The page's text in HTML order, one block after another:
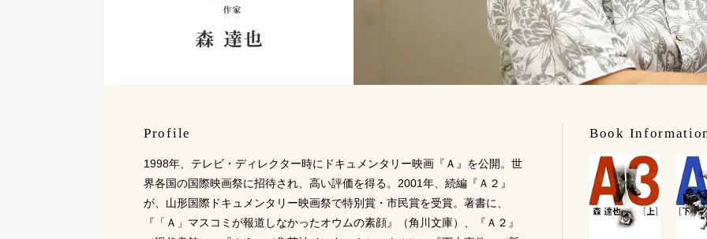
Profile
1998年、テレビ・ディレクター時にドキュメンタリー映画『Ａ』を公開。世
界各国の国際映画祭に招待され、高い評価を得る。2001年、続編『Ａ２』
が、山形国際ドキュメンタリー映画祭で特別賞・市民賞を受賞。著書に、
『「Ａ」マスコミが報道しなかったオウムの素顔』（角川文庫）、『Ａ２』
Book